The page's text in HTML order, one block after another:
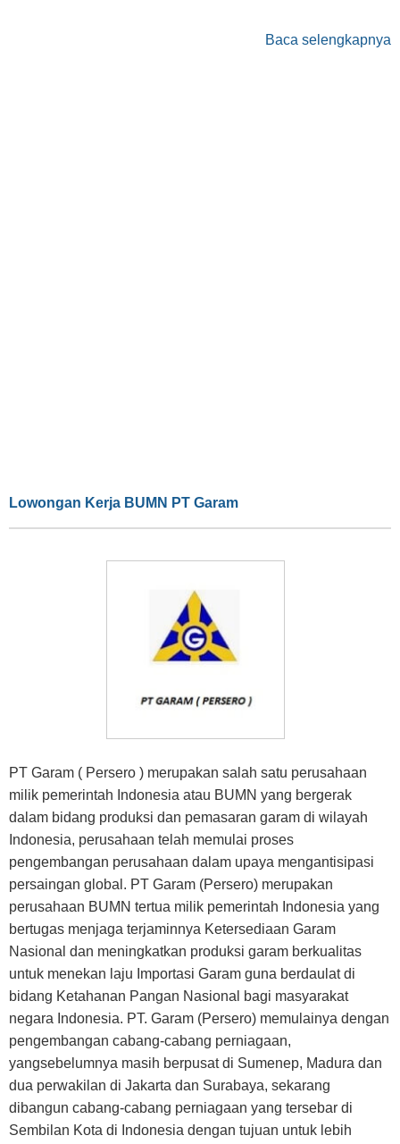
Baca selengkapnya
Lowongan Kerja BUMN PT Garam
PT Garam ( Persero ) merupakan salah satu perusahaan
milik pemerintah Indonesia atau BUMN yang bergerak
dalam bidang produksi dan pemasaran garam di wilayah
Indonesia, perusahaan telah memulai proses
pengembangan perusahaan dalam upaya mengantisipasi
persaingan global. PT Garam (Persero) merupakan
perusahaan BUMN tertua milik pemerintah Indonesia yang
bertugas menjaga terjaminnya Ketersediaan Garam
Nasional dan meningkatkan produksi garam berkualitas
untuk menekan laju Importasi Garam guna berdaulat di
bidang Ketahanan Pangan Nasional bagi masyarakat
negara Indonesia. PT. Garam (Persero) memulainya dengan
pengembangan cabang-cabang perniagaan,
yangsebelumnya masih berpusat di Sumenep, Madura dan
dua perwakilan di Jakarta dan Surabaya, sekarang
dibangun cabang-cabang perniagaan yang tersebar di
Sembilan Kota di Indonesia dengan tujuan untuk lebih